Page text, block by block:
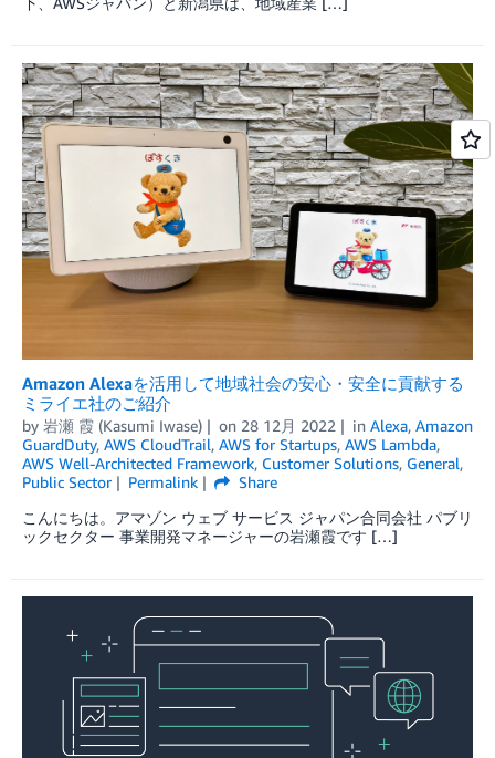
Amazon Alexaを活用して地域社会の安心・安全に貢献する
ミライエ社のご紹介
by 岩瀬 霞 (Kasumi Iwase) on 28 12月 2022 in Alexa, Amazon
GuardDuty, AWS CloudTrail, AWS for Startups, AWS Lambda,
AWS Well-Architected Framework, Customer Solutions, General,
Public Sector
Permalink
Share
こんにちは。アマゾン ウェブ サービス ジャパン合同会社 パブリ
ックセクター 事業開発マネージャーの岩瀬霞です […]